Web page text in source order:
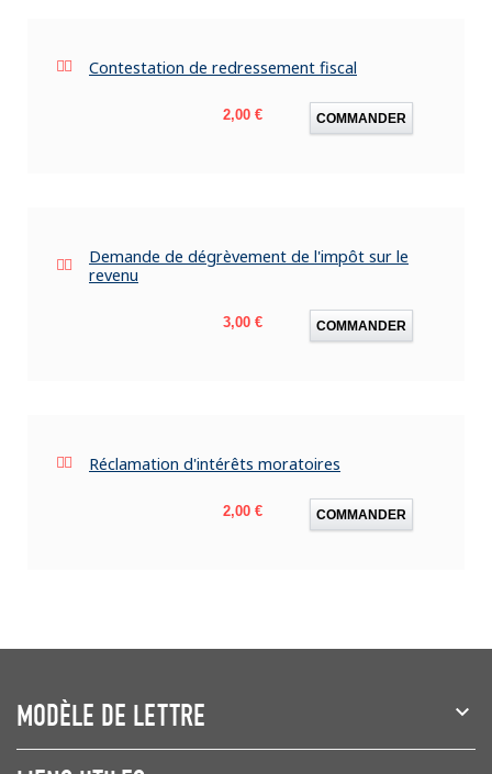
Contestation de redressement fiscal
Prix
2,00 € COMMANDER
Demande de dégrèvement de l'impôt sur le
revenu
Prix
3,00 € COMMANDER
Réclamation d'intérêts moratoires
Prix
2,00 € COMMANDER
MODÈLE DE LETTRE